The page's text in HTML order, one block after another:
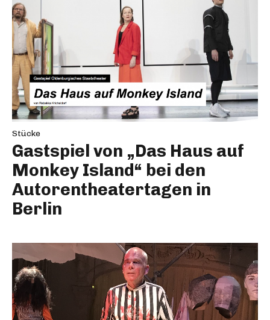
Stücke
Gastspiel von „Das Haus auf
Monkey Island“ bei den
Autorentheatertagen in
Berlin